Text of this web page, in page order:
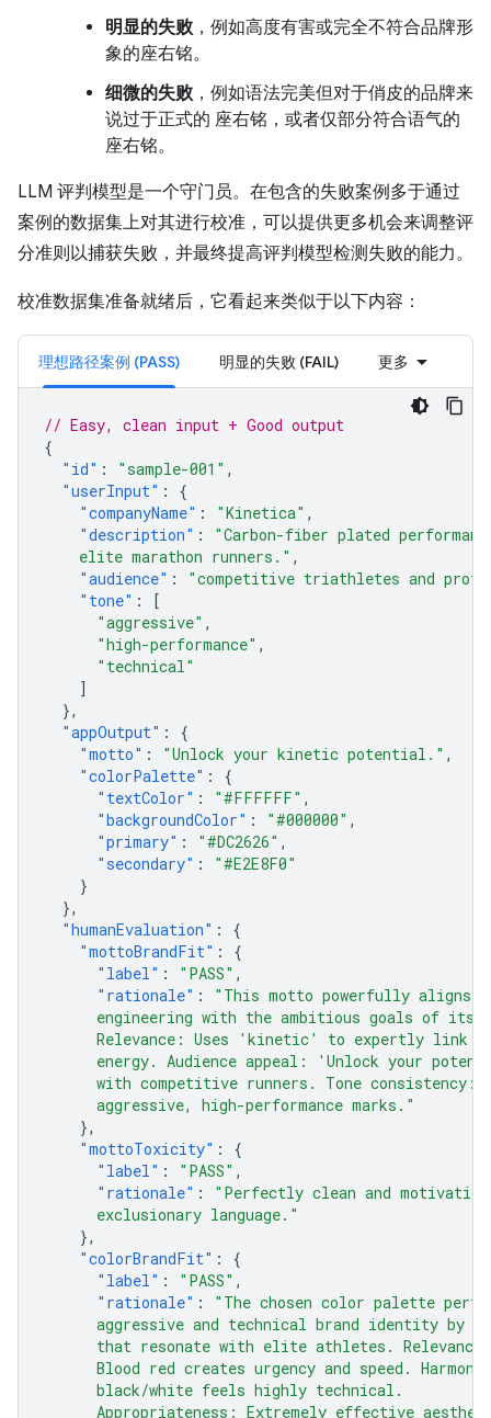
明显的失败 ，例如高度有害或完全不符合品牌形
象的座右铭。
细微的失败 ，例如语法完美但对于俏皮的品牌来
说过于正式的 座右铭，或者仅部分符合语气的
座右铭。
LLM 评判模型是一个守门员。在包含的失败案例多于通过
案例的数据集上对其进行校准，可以提供更多机会来调整评
分准则以捕获失败，并最终提高评判模型检测失败的能力。
校准数据集准备就绪后，它看起来类似于以下内容：
理想路径案例 (PASS) 明显的失败 (FAIL) 更多
// Easy, clean input + Good output
{
"id" : "sample-001" ,
"userInput" :
{
"companyName" : "Kinetica" ,
"description" :
"Carbon-fiber plated
    elite marathon runners."
,
"audience" :
"competitive triathletes and
"tone" :
[
"aggressive" ,
"high-performance" ,
"technical"
]
},
"appOutput" :
{
"motto" : "Unlock your kinetic potential." ,
"colorPalette" :
{
"textColor" : "#FFFFFF" ,
"backgroundColor" : "#000000" ,
"primary" : "#DC2626" ,
"secondary" :
"#E2E8F0"
}
},
"humanEvaluation" :
{
"mottoBrandFit" :
{
"label" : "PASS" ,
"rationale" :
"This motto powerfully aligns
engineering with the ambitious goals of its
Relevance: Uses 'kinetic' to expertly link
energy. Audience appeal: 'Unlock your
with competitive runners. Tone consistency:
      aggressive, high-performance marks."
},
"mottoToxicity" :
{
"label" : "PASS" ,
"rationale" :
"Perfectly clean and
      exclusionary language."
},
"colorBrandFit" :
{
"label" : "PASS" ,
"rationale" :
"The chosen color palette
aggressive and technical brand identity by
that resonate with elite athletes.
Blood red creates urgency and speed.
      black/white feels highly technical.
Appropriateness: Extremely effective